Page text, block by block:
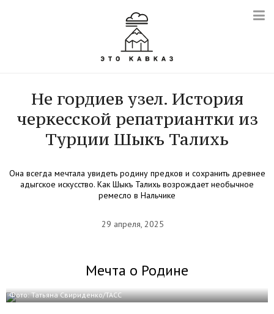
Не гордиев узел. История
черкесской репатриантки из
Турции Шыкъ Талихь
Она всегда мечтала увидеть родину предков и сохранить древнее
адыгское искусство. Как Шыкъ Талихь возрождает необычное
ремесло в Нальчике
29 апреля, 2025
Мечта о Родине
Фото: Татьяна Свириденко/ТАСС